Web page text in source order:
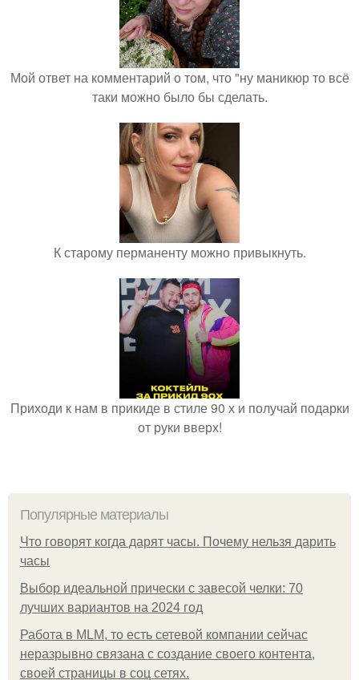
Мой ответ на комментарий о том, что "ну маникюр то всё
таки можно было бы сделать.
К старому перманенту можно привыкнуть.
Приходи к нам в прикиде в стиле 90 х и получай подарки
от руки вверх!
Популярные материалы
Что говорят когда дарят часы. Почему нельзя дарить
часы
Выбор идеальной прически с завесой челки: 70
лучших вариантов на 2024 год
Работа в MLM, то есть сетевой компании сейчас
неразрывно связана с создание своего контента,
своей страницы в соц сетях.